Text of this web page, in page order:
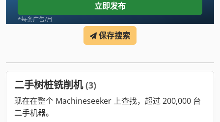
立即发布
*每条广告/月
保存搜索
二手树桩铣削机(3)
现在在整个 Machineseeker 上查找，超过 200,000 台
二手机器。